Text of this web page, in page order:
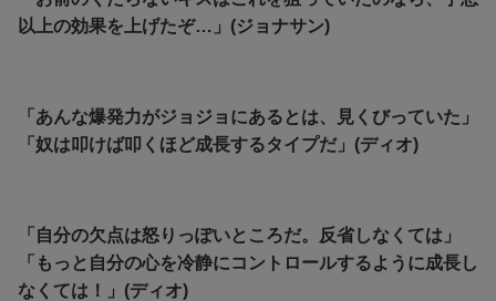
以上の効果を上げたぞ…」(ジョナサン)
「あんな爆発力がジョジョにあるとは、見くびっていた」
「奴は叩けば叩くほど成長するタイプだ」(ディオ)
「自分の欠点は怒りっぽいところだ。反省しなくては」
「もっと自分の心を冷静にコントロールするように成長し
なくては！」(ディオ)